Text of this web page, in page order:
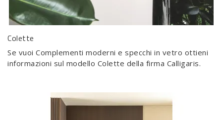
Colette
Se vuoi Complementi moderni e specchi in vetro ottieni
informazioni sul modello Colette della firma Calligaris.